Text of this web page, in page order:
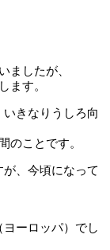
ましたが、
ます。
きなりうしろ向
のことです。
、今頃になって
ーロッパ）でし